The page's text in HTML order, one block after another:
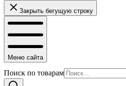
Закрыть бегущую строку
Меню сайта
Поиск по товарам